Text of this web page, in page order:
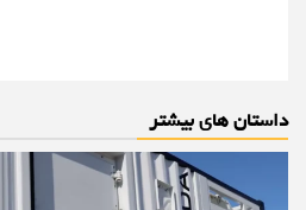
داستان های بیشتر